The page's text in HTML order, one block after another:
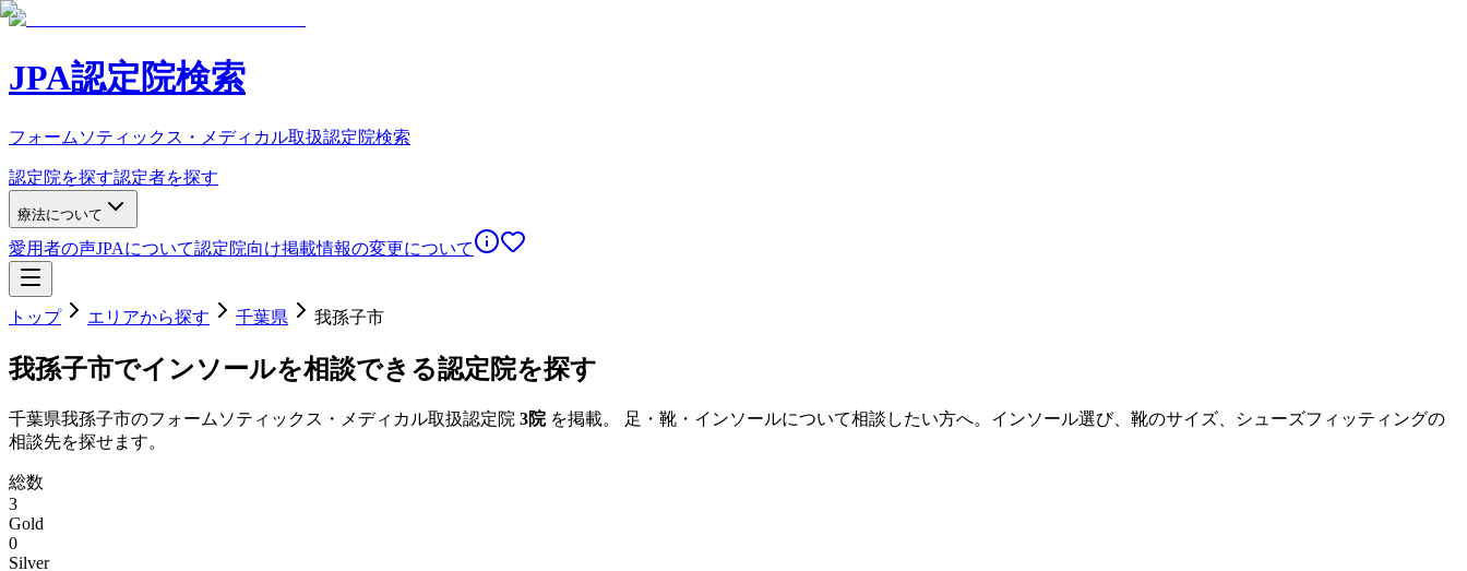
JPA認定院検索
フォームソティックス・メディカル取扱認定院検索
認定院を探す認定者を探す
療法について
愛用者の声JPAについて認定院向け掲載情報の変更について
トップ エリアから探す 千葉県 我孫子市
我孫子市でインソールを相談できる認定院を探す
千葉県我孫子市のフォームソティックス・メディカル取扱認定院 3院を掲載。 足・靴・インソールについて相談したい方へ。インソール選び、靴のサイズ、シューズフィッティングの
相談先を探せます。
総数
3
Gold
0
Silver